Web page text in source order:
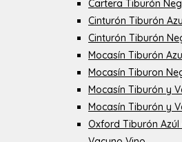
Cartera Tiburón
Cinturón Tiburón
Cinturón Tiburón
Mocasín Tiburón
Mocasín Tiburon
Mocasín Tiburón y
Mocasín Tiburón y
Oxford Tiburón